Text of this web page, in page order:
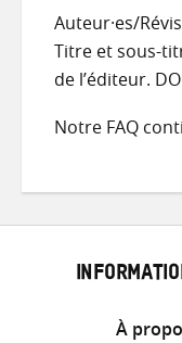
Auteur·es/
Titre et sous-
de l’éditeur.
Notre FAQ
À